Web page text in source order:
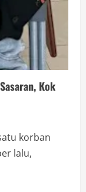
Kok
korban
lalu,